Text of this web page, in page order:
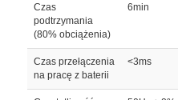
Czas
podtrzymania
(80% obciążenia)
6min
Czas przełączenia
na pracę z baterii
<3ms